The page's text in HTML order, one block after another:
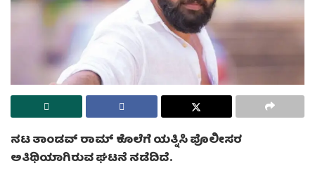
ನಟ ತಾಂಡವ್ ರಾಮ್ ಕೊಲೆಗೆ ಯತ್ನಿಸಿ ಪೊಲೀಸರ
ಅತಿಥಿಯಾಗಿರುವ ಘಟನೆ ನಡೆದಿದೆ.